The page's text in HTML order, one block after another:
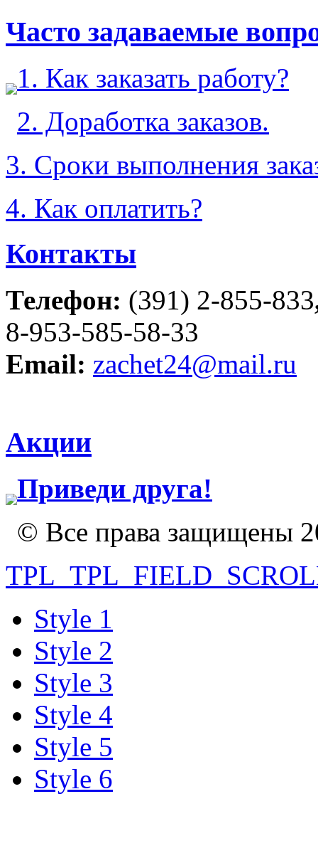
Часто задаваемые
1. Как заказать работу?
2. Доработка заказов.
3. Сроки выполнения
4. Как оплатить?
Контакты
Телефон: (391) 2-855-833
8-953-585-58-33
Email: zachet24@mail.ru
Акции
Приведи друга!
© Все права защищены
Style 1
Style 2
Style 3
Style 4
Style 5
Style 6